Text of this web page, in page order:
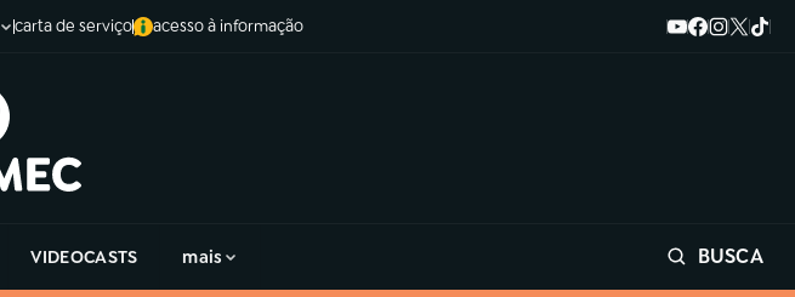
carta de serviço acesso à informação
VIDEOCASTS mais BUSCA